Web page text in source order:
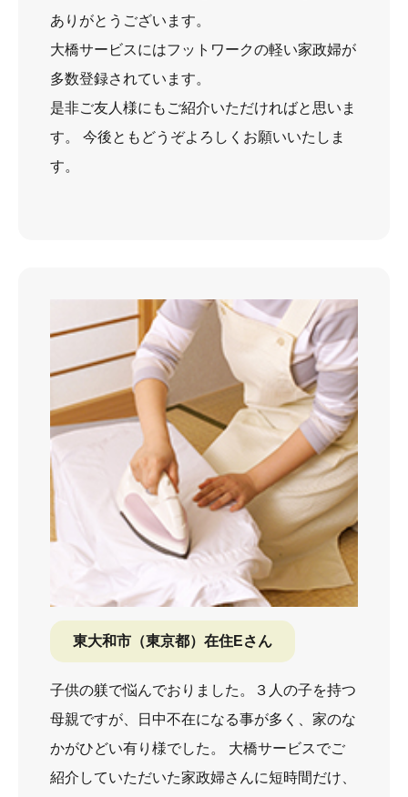
ありがとうございます。
大橋サービスにはフットワークの軽い家政婦が
多数登録されています。
是非ご友人様にもご紹介いただければと思いま
す。 今後ともどうぞよろしくお願いいたしま
す。
東大和市（東京都）在住Eさん
子供の躾で悩んでおりました。３人の子を持つ
母親ですが、日中不在になる事が多く、家のな
かがひどい有り様でした。 大橋サービスでご
紹介していただいた家政婦さんに短時間だけ、